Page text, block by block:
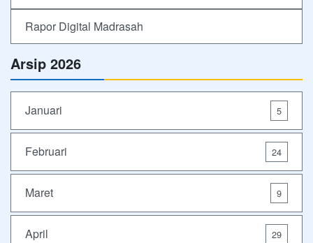
Rapor Digital Madrasah
Arsip 2026
Januari 5
Februari 24
Maret 9
April 29